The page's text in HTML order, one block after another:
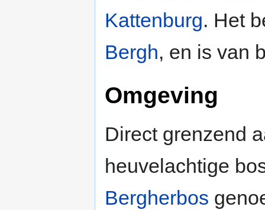
Kattenburg. Het
Bergh, en is van
Omgeving
Direct grenzend
heuvelachtige
Bergherbos